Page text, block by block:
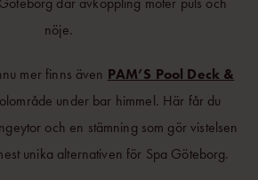
nöje.
mer finns även PAM’S Pool Deck &
under bar himmel. Här får du
och en stämning som gör vistelsen
unika alternativen för Spa Göteborg.